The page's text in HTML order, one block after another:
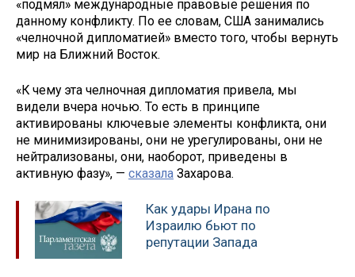
«подмял» международные правовые решения по
данному конфликту. По ее словам, США занимались
«челночной дипломатией» вместо того, чтобы вернуть
мир на Ближний Восток.
«К чему эта челночная дипломатия привела, мы
видели вчера ночью. То есть в принципе
активированы ключевые элементы конфликта, они
не минимизированы, они не урегулированы, они не
нейтрализованы, они, наоборот, приведены в
активную фазу», — сказала Захарова.
Как удары Ирана по
Израилю бьют по
репутации Запада